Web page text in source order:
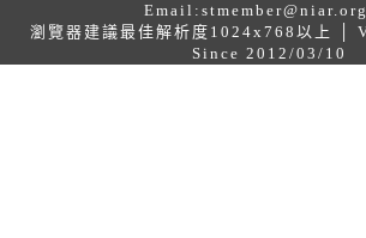
Email:
瀏覽器建議最佳解析度1024x768以上 │
Since 2012/03/10